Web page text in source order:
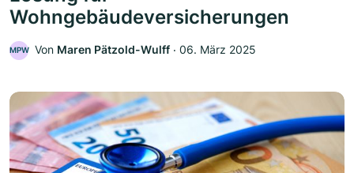
Wohngebäudeversicherungen
MPW Von Maren Pätzold-Wulff ‧ 06. März 2025